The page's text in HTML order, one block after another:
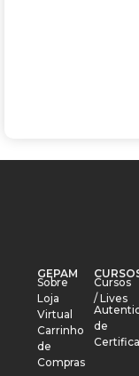
GEPAM
Sobre
Loja
Virtual
Carrinho
de
Compras
Cursos
/ Lives
de